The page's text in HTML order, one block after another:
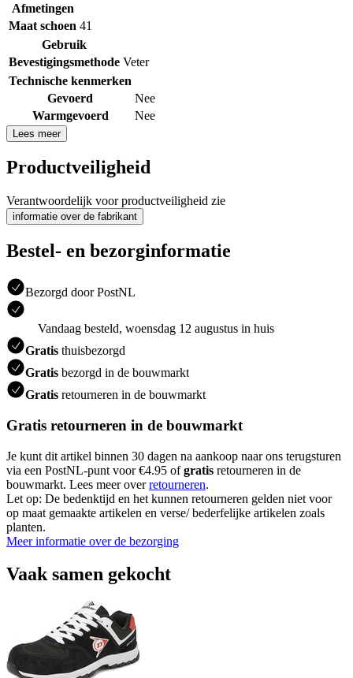
Afmetingen
Maat schoen 41
Gebruik
Bevestigingsmethode Veter
Technische kenmerken
Gevoerd
Nee
Warmgevoerd
Nee
Lees meer
Productveiligheid
Verantwoordelijk voor productveiligheid zie
informatie over de fabrikant
Bestel- en bezorginformatie
Bezorgd door PostNL
Vandaag besteld, woensdag 12 augustus in huis
Gratis thuisbezorgd
Gratis bezorgd in de bouwmarkt
Gratis retourneren in de bouwmarkt
Gratis retourneren in de bouwmarkt
Je kunt dit artikel binnen 30 dagen na aankoop naar ons terugsturen
via een PostNL-punt voor €4.95 ofgratis retourneren in de
bouwmarkt. Lees meer overretourneren.
Let op: De bedenktijd en het kunnen retourneren gelden niet voor
op maat gemaakte artikelen en verse/ bederfelijke artikelen zoals
planten.
Meer informatie over de bezorging
Vaak samen gekocht